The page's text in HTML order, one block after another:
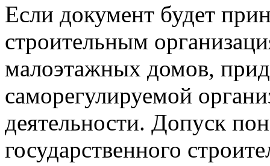
Если документ будет
строительным
малоэтажных домов,
саморегулируемой
деятельности. Допуск
государственного